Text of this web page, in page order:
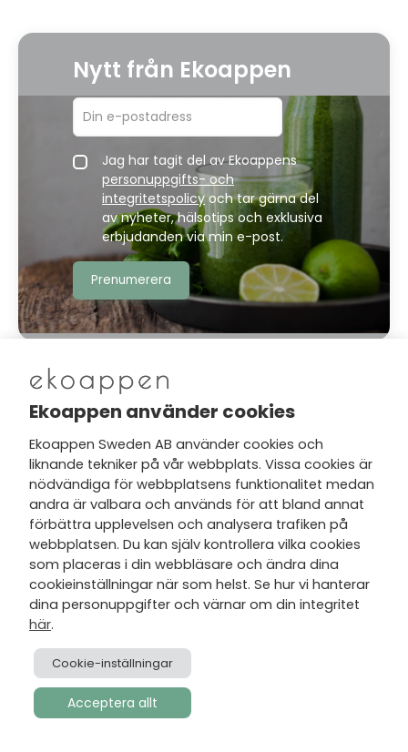
Nytt från Ekoappen
Jag har tagit del av Ekoappens
personuppgifts- och
integritetspolicyoch tar gärna del
av nyheter, hälsotips och exklusiva
erbjudanden via min e-post.
Läs också:
Ekoappen använder cookies
Ekoappen Sweden AB använder cookies och
liknande tekniker på vår webbplats. Vissa cookies är
nödvändiga för webbplatsens funktionalitet medan
andra är valbara och används för att bland annat
förbättra upplevelsen och analysera trafiken på
webbplatsen. Du kan själv kontrollera vilka cookies
som placeras i din webbläsare och ändra dina
cookieinställningar när som helst. Se hur vi hanterar
dina personuppgifter och värnar om din integritet
här.
Cookie-inställningar
Acceptera allt